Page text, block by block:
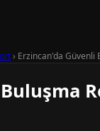
› Erzincan'da Güvenli